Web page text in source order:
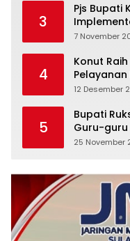
3
Pjs Bupati
Emas
7 November
4
Konut
Pelayanan
Menuju
12 Desember
5
Bupati
Guru-guru
25 November